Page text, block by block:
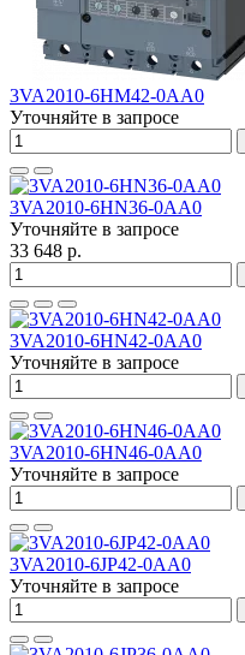
3VA2010-6HM42-0AA0
Уточняйте в запросе
3VA2010-6HN36-0AA0
Уточняйте в запросе
33 648 р.
3VA2010-6HN42-0AA0
Уточняйте в запросе
3VA2010-6HN46-0AA0
Уточняйте в запросе
3VA2010-6JP42-0AA0
Уточняйте в запросе